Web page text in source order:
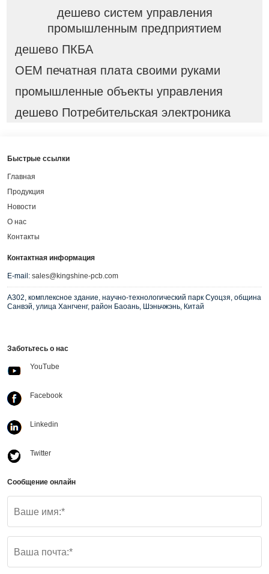
дешево систем управления
промышленным предприятием
дешево ПКБА
OEM печатная плата своими руками
промышленные объекты управления
дешево Потребительская электроника
Быстрые ссылки
Главная
Продукция
Новости
О нас
Контакты
Контактная информация
E-mail: sales@kingshine-pcb.com
A302, комплексное здание, научно-технологический парк Суоцзя, община
Санвэй, улица Хангченг, район Баоань, Шэньчжэнь, Китай
Заботьтесь о нас
YouTube
Facebook
Linkedin
Twitter
Сообщение онлайн